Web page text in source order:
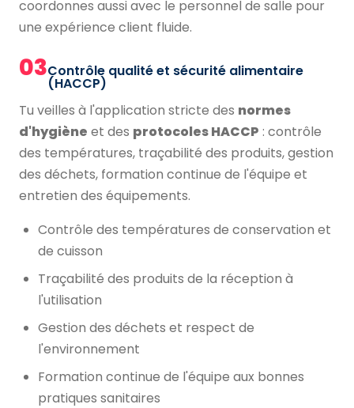
coordonnes aussi avec le personnel de salle pour
une expérience client fluide.
03Contrôle qualité et sécurité alimentaire
(HACCP)
Tu veilles à l'application stricte des normes
d'hygiène et des protocoles HACCP : contrôle
des températures, traçabilité des produits, gestion
des déchets, formation continue de l'équipe et
entretien des équipements.
Contrôle des températures de conservation et
de cuisson
Traçabilité des produits de la réception à
l'utilisation
Gestion des déchets et respect de
l'environnement
Formation continue de l'équipe aux bonnes
pratiques sanitaires